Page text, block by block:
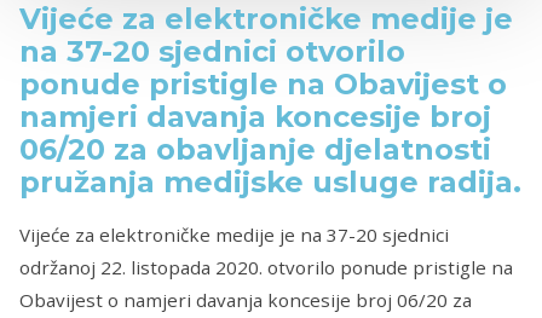
Vijeće za elektroničke medije je
na 37-20 sjednici otvorilo
ponude pristigle na Obavijest o
namjeri davanja koncesije broj
06/20 za obavljanje djelatnosti
pružanja medijske usluge radija.
Vijeće za elektroničke medije je na 37-20 sjednici
održanoj 22. listopada 2020. otvorilo ponude pristigle na
Obavijest o namjeri davanja koncesije broj 06/20 za